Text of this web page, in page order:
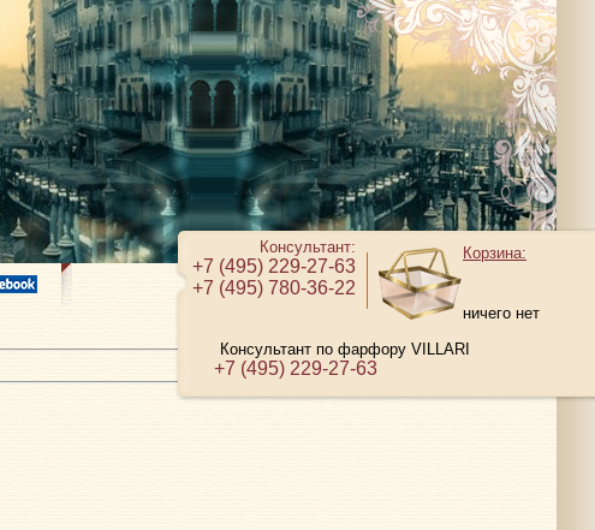
Консультант:
+7 (495) 229-27-63
+7 (495) 780-36-22
Корзина:
ничего нет
Консультант по фарфору VILLARI
+7 (495) 229-27-63